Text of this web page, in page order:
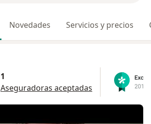
Novedades Servicios y precios
1
Aseguradoras aceptadas